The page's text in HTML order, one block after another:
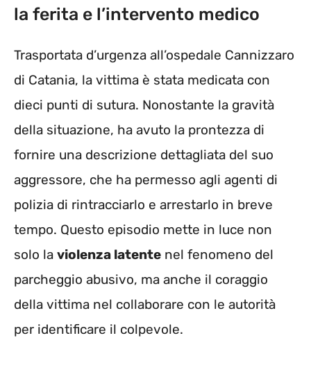
la ferita e l’intervento medico
Trasportata d’urgenza all’ospedale Cannizzaro
di Catania, la vittima è stata medicata con
dieci punti di sutura. Nonostante la gravità
della situazione, ha avuto la prontezza di
fornire una descrizione dettagliata del suo
aggressore, che ha permesso agli agenti di
polizia di rintracciarlo e arrestarlo in breve
tempo. Questo episodio mette in luce non
solo la violenza latente nel fenomeno del
parcheggio abusivo, ma anche il coraggio
della vittima nel collaborare con le autorità
per identificare il colpevole.